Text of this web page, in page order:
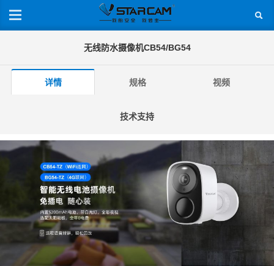
无线防水摄像机CB54/BG54
详情 规格 视频
技术支持